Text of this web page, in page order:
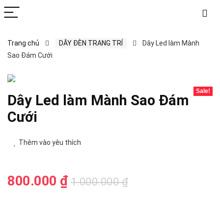
Trang chủ DÂY ĐÈN TRANG TRÍ
Dây Led làm Mành
Sao Đám Cưới
Sale!
Dây Led làm Mành Sao Đám
Cưới
Thêm vào yêu thích
1.000.000₫Giá
800.000 ₫
Giá